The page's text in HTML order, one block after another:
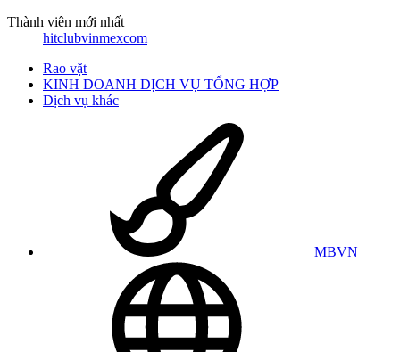
Thành viên mới nhất
hitclubvinmexcom
Rao vặt
KINH DOANH DỊCH VỤ TỔNG HỢP
Dịch vụ khác
MBVN